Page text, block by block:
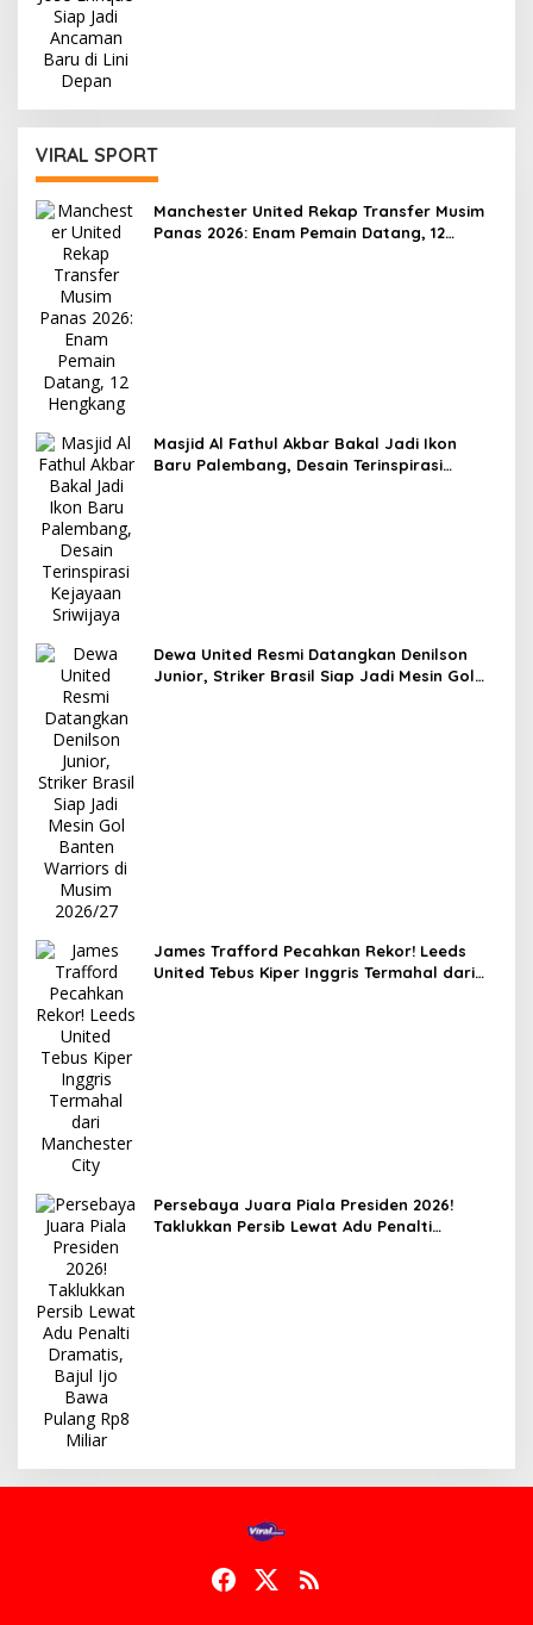
VIRAL SPORT
Manchester United Rekap Transfer Musim
Panas 2026: Enam Pemain Datang, 12
Masjid Al Fathul Akbar Bakal Jadi Ikon
Baru Palembang, Desain Terinspirasi
Dewa United Resmi Datangkan Denilson
Junior, Striker Brasil Siap Jadi Mesin Gol
James Trafford Pecahkan Rekor! Leeds
United Tebus Kiper Inggris Termahal dari
Persebaya Juara Piala Presiden 2026!
Taklukkan Persib Lewat Adu Penalti